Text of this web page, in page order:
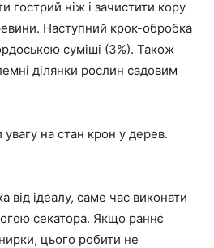
гострий ніж і зачистити кору
Наступний крок-обробка
суміші (3%). Також
ділянки рослин садовим
увагу на стан крон у дерев.
від ідеалу, саме час виконати
секатора. Якщо раннє
цього робити не